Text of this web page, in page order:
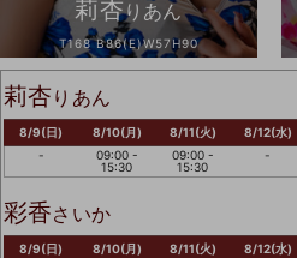
莉杏りあん
T168 B86(E)W57H90
莉杏りあん
8/9(日)
-
8/10(月)
09:00 -
15:30
8/11(火)
09:00 -
15:30
8/12(水)
-
彩香さいか
8/9(日)
8/10(月)
8/11(火)
8/12(水)